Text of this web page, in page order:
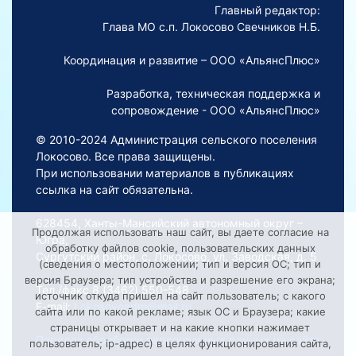
Главный редактор:
Глава МО с.п. Локосово Свечников Н.Б.
Координация и развитие – ООО «АльянсПлюс»
Разработка, техническая поддержка и
сопровождение - ООО «АльянсПлюс»
© 2010-2024 Администрация сельского поселения
Локосово. Все права защищены.
При использовании материалов в публикациях
ссылка на сайт обязательна.
628454, Ханты-Мансийский автономный округ –
Югра,
Сургутский район, с. Локосово, ул. Заводская, д. 5
Тел./факс 8 (3462) 550-548
E-mail:
Lokosovoadm@mail.ru
Порядок обработки персональных данных на сайте
Продолжая использовать наш сайт, вы даете согласие на
обработку файлов cookie, пользовательских данных
(сведения о местоположении; тип и версия ОС; тип и
версия Браузера; тип устройства и разрешение его экрана;
источник откуда пришел на сайт пользователь; с какого
сайта или по какой рекламе; язык ОС и Браузера; какие
страницы открывает и на какие кнопки нажимает
пользователь; ip-адрес) в целях функционирования сайта,